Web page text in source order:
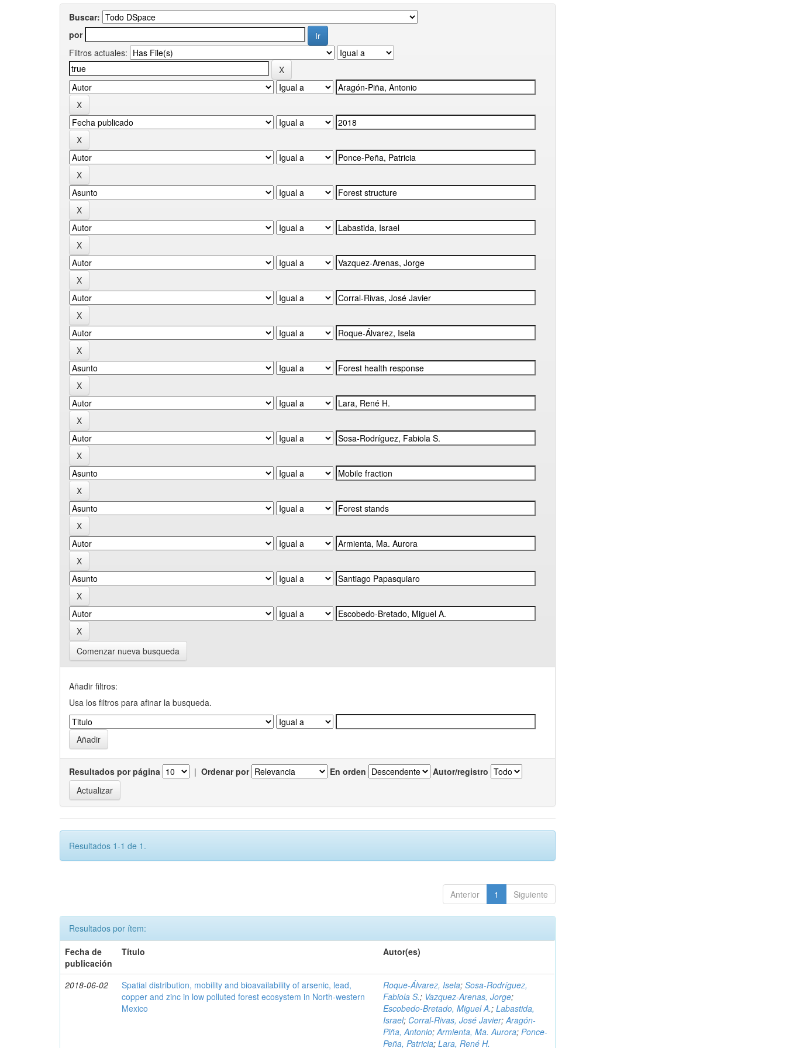
Buscar:
por
Filtros actuales:
Comenzar nueva busqueda
Añadir filtros:
Usa los filtros para afinar la busqueda.
Resultados por página | Ordenar por En orden Autor/registro
Resultados 1-1 de 1.
Anterior 1 Siguiente
Resultados por ítem:
Fecha de
publicación
Título Autor(es)
2018-06-02
Spatial distribution, mobility and bioavailability of arsenic, lead,
copper and zinc in low polluted forest ecosystem in North-western
Mexico
Roque-Álvarez, Isela;Sosa-Rodríguez,
Fabiola S.; Vazquez-Arenas, Jorge;
Escobedo-Bretado, Miguel A.;Labastida,
Israel; Corral-Rivas, José Javier;Aragón-
Piña, Antonio;Armienta, Ma. Aurora;Ponce-
Peña, Patricia;Lara, René H.